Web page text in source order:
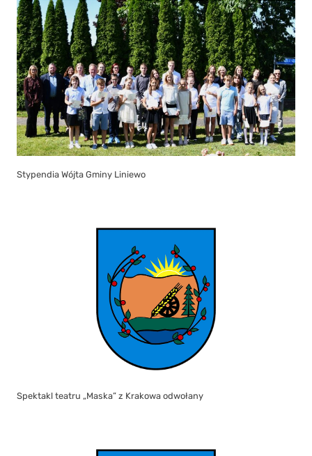
Stypendia Wójta Gminy Liniewo
Spektakl teatru „Maska” z Krakowa odwołany